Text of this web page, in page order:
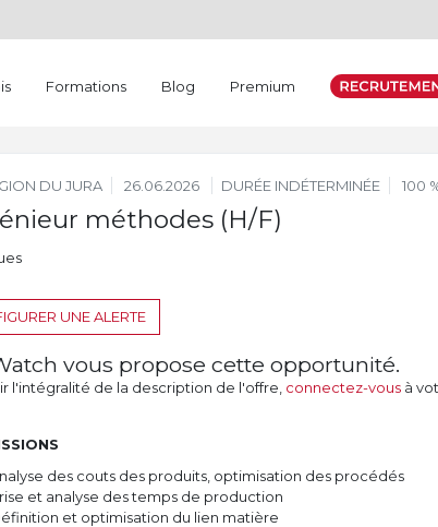
Formations Blog Premium
DU JURA 26.06.2026 DURÉE INDÉTERMINÉE 100
méthodes (H/F)
UNE ALERTE
vous propose cette opportunité.
l'intégralité de la description de l'offre, connectez-vousà
des couts des produits, optimisation des procédés
et analyse des temps de production
et optimisation du lien matière